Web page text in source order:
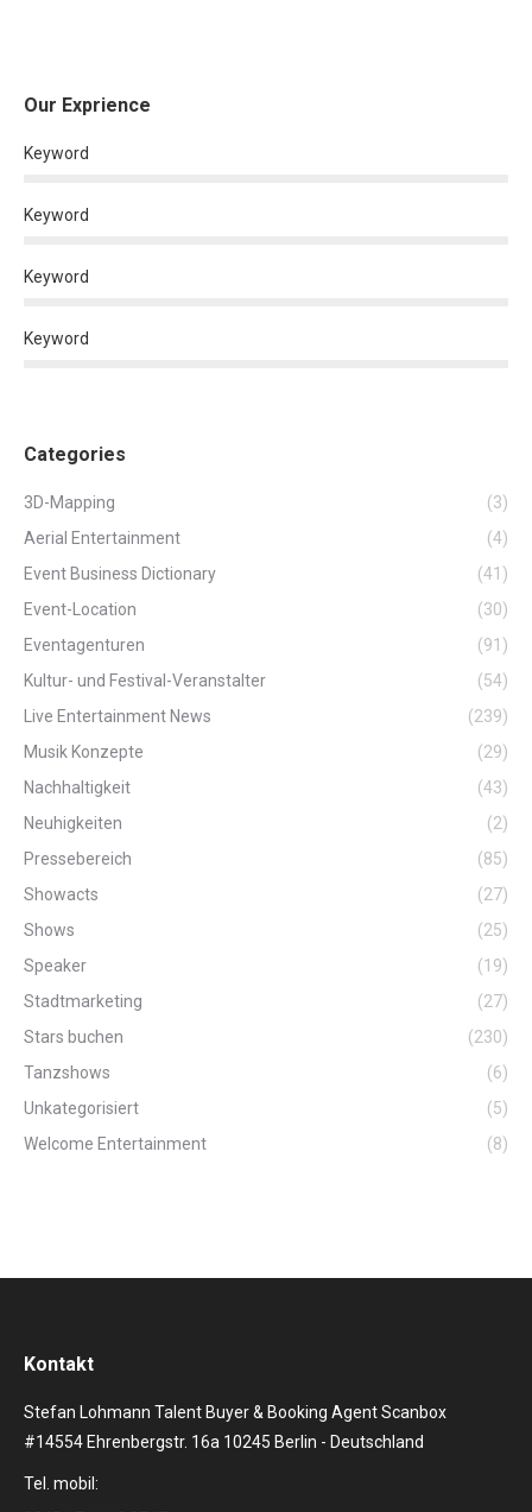
Our Exprience
Keyword
Keyword
Keyword
Keyword
Categories
3D-Mapping
(3)
Aerial Entertainment
(4)
Event Business Dictionary
(41)
Event-Location
(30)
Eventagenturen
(91)
Kultur- und Festival-Veranstalter
(54)
Live Entertainment News
(239)
Musik Konzepte
(29)
Nachhaltigkeit
(43)
Neuhigkeiten
(2)
Pressebereich
(85)
Showacts
(27)
Shows
(25)
Speaker
(19)
Stadtmarketing
(27)
Stars buchen
(230)
Tanzshows
(6)
Unkategorisiert
(5)
Welcome Entertainment
(8)
Kontakt
Stefan Lohmann Talent Buyer & Booking Agent Scanbox
#14554 Ehrenbergstr. 16a 10245 Berlin - Deutschland
Tel. mobil: